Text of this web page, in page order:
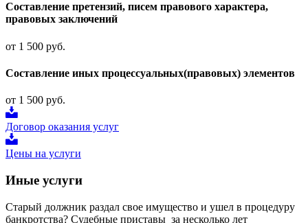
Составление претензий, писем правового характера,
правовых заключений
от 1 500 руб.
Составление иных процессуальных(правовых) элементов
от 1 500 руб.
Договор оказания услуг
Цены на услуги
Иные услуги
Старый должник раздал свое имущество и ушел в процедуру
банкротства? Судебные приставы за несколько лет